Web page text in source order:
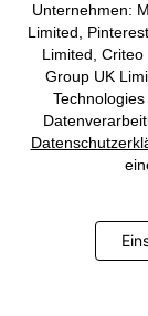
Unternehmen:
Limited,
Limited,
Group UK